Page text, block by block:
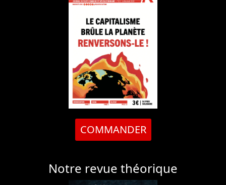
COMMANDER
Notre revue théorique